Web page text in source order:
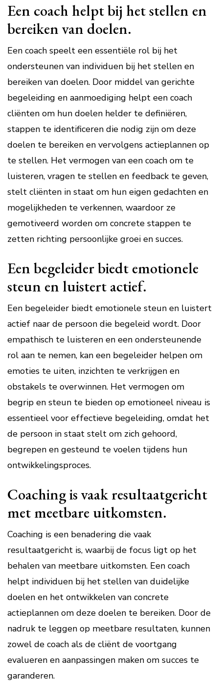
Een coach helpt bij het stellen en
bereiken van doelen.
Een coach speelt een essentiële rol bij het
ondersteunen van individuen bij het stellen en
bereiken van doelen. Door middel van gerichte
begeleiding en aanmoediging helpt een coach
cliënten om hun doelen helder te definiëren,
stappen te identificeren die nodig zijn om deze
doelen te bereiken en vervolgens actieplannen op
te stellen. Het vermogen van een coach om te
luisteren, vragen te stellen en feedback te geven,
stelt cliënten in staat om hun eigen gedachten en
mogelijkheden te verkennen, waardoor ze
gemotiveerd worden om concrete stappen te
zetten richting persoonlijke groei en succes.
Een begeleider biedt emotionele
steun en luistert actief.
Een begeleider biedt emotionele steun en luistert
actief naar de persoon die begeleid wordt. Door
empathisch te luisteren en een ondersteunende
rol aan te nemen, kan een begeleider helpen om
emoties te uiten, inzichten te verkrijgen en
obstakels te overwinnen. Het vermogen om
begrip en steun te bieden op emotioneel niveau is
essentieel voor effectieve begeleiding, omdat het
de persoon in staat stelt om zich gehoord,
begrepen en gesteund te voelen tijdens hun
ontwikkelingsproces.
Coaching is vaak resultaatgericht
met meetbare uitkomsten.
Coaching is een benadering die vaak
resultaatgericht is, waarbij de focus ligt op het
behalen van meetbare uitkomsten. Een coach
helpt individuen bij het stellen van duidelijke
doelen en het ontwikkelen van concrete
actieplannen om deze doelen te bereiken. Door de
nadruk te leggen op meetbare resultaten, kunnen
zowel de coach als de cliënt de voortgang
evalueren en aanpassingen maken om succes te
garanderen.